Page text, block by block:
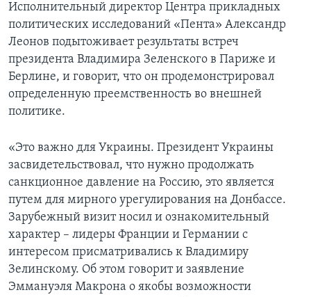
Исполнительный директор Центра прикладных
политических исследований «Пента» Александр
Леонов подытоживает результаты встреч
президента Владимира Зеленского в Париже и
Берлине, и говорит, что он продемонстрировал
определенную преемственность во внешней
политике.
«Это важно для Украины. Президент Украины
засвидетельствовал, что нужно продолжать
санкционное давление на Россию, это является
путем для мирного урегулирования на Донбассе.
Зарубежный визит носил и ознакомительный
характер – лидеры Франции и Германии с
интересом присматривались к Владимиру
Зелинскому. Об этом говорит и заявление
Эммануэля Макрона о якобы возможности